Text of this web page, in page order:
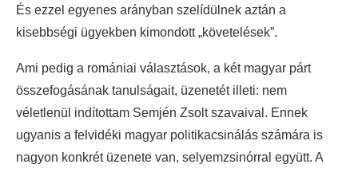
És ezzel egyenes arányban szelídülnek aztán a
kisebbségi ügyekben kimondott „követelések”.
Ami pedig a romániai választások, a két magyar párt
összefogásának tanulságait, üzenetét illeti: nem
véletlenül indítottam Semjén Zsolt szavaival. Ennek
ugyanis a felvidéki magyar politikacsinálás számára is
nagyon konkrét üzenete van, selyemzsinórral együtt. A